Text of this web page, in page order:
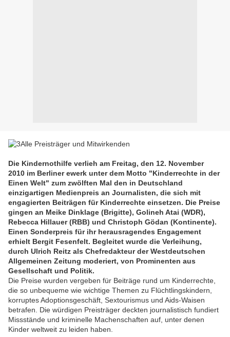
Die Kindernothilfe verlieh am Freitag, den 12. November
2010 im Berliner ewerk unter dem Motto "Kinderrechte in der
Einen Welt" zum zwölften Mal den in Deutschland
einzigartigen Medienpreis an Journalisten, die sich mit
engagierten Beiträgen für Kinderrechte einsetzen. Die Preise
gingen an Meike Dinklage (Brigitte), Golineh Atai (WDR),
Rebecca Hillauer (RBB) und Christoph Gödan (Kontinente).
Einen Sonderpreis für ihr herausragendes Engagement
erhielt Bergit Fesenfelt. Begleitet wurde die Verleihung,
durch Ulrich Reitz als Chefredakteur der Westdeutschen
Allgemeinen Zeitung moderiert, von Prominenten aus
Gesellschaft und Politik.
Die Preise wurden vergeben für Beiträge rund um Kinderrechte,
die so unbequeme wie wichtige Themen zu Flüchtlingskindern,
korruptes Adoptionsgeschäft, Sextourismus und Aids-Waisen
betrafen. Die würdigen Preisträger deckten journalistisch fundiert
Missstände und kriminelle Machenschaften auf, unter denen
Kinder weltweit zu leiden haben.